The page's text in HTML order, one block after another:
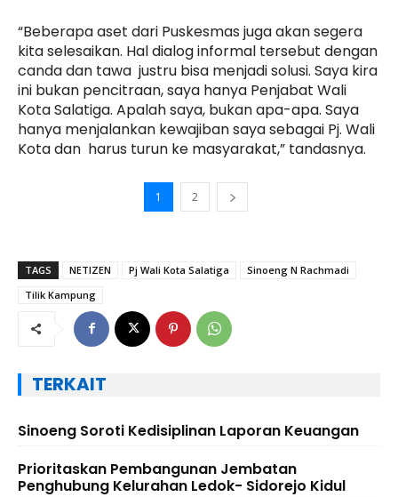
“Beberapa aset dari Puskesmas juga akan segera
kita selesaikan. Hal dialog informal tersebut dengan
canda dan tawa justru bisa menjadi solusi. Saya kira
ini bukan pencitraan, saya hanya Penjabat Wali
Kota Salatiga. Apalah saya, bukan apa-apa. Saya
hanya menjalankan kewajiban saya sebagai Pj. Wali
Kota dan harus turun ke masyarakat,” tandasnya.
1 2
TAGS NETIZEN Pj Wali Kota Salatiga
Sinoeng N Rachmadi
Tilik Kampung
TERKAIT
Sinoeng Soroti Kedisiplinan Laporan Keuangan
Prioritaskan Pembangunan Jembatan
Penghubung Kelurahan Ledok- Sidorejo Kidul